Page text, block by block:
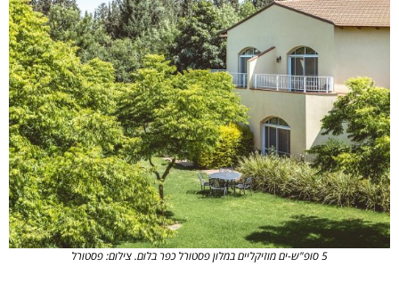
5 סופ"ש-ים מוזיקליים במלון פסטורל כפר בלום. צילום: פסטורל